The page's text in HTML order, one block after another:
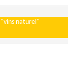
naturel"